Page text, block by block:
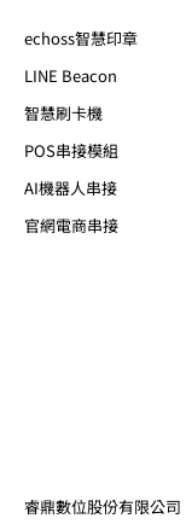
echoss智慧印章
LINE Beacon
智慧刷卡機
POS串接模組
AI機器人串接
官網電商串接
睿鼎數位股份有限公司